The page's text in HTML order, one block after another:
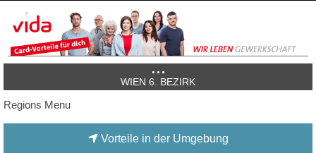
WIEN 6. BEZIRK
Regions Menu
Vorteile in der Umgebung